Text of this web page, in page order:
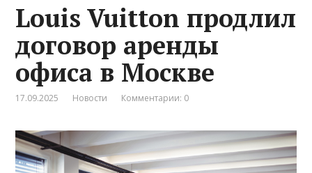
Louis Vuitton продлил
договор аренды
офиса в Москве
17.09.2025 Новости Комментарии: 0